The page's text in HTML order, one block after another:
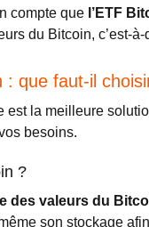
compte que l’ETF
du Bitcoin,
: que faut-il
est la meilleure
besoins.
?
des valeurs du
son stockage